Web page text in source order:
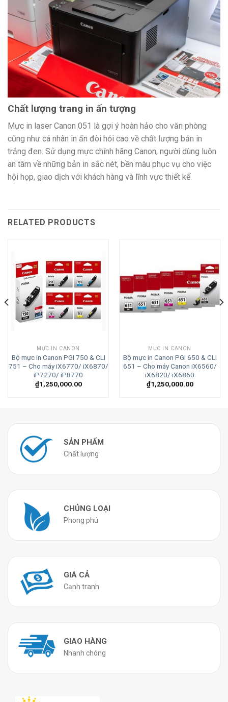
Chất lượng trang in ấn tượng
Mực in laser Canon 051 là gợi ý hoàn hảo cho văn phòng
cũng như cá nhân in ấn đòi hỏi cao về chất lượng bản in
trắng đen. Sử dụng mực chính hãng Canon, người dùng luôn
an tâm về những bản in sắc nét, bền màu phục vụ cho việc
hội họp, giao dịch với khách hàng và lĩnh vực thiết kế.
RELATED PRODUCTS
MỰC IN CANON
Bộ mực in Canon PGI 750 & CLI
751 – Cho máy iX6770/ iX6870/
iP7270/ iP8770
₫1,250,000.00
MỰC IN CANON
Bộ mực in Canon PGI 650 & CLI
651 – Cho máy Canon iX6560/
iX6820/ iX6860
₫1,250,000.00
SẢN PHẨM
Chất lượng
CHỦNG LOẠI
Phong phú
GIÁ CẢ
Cạnh tranh
GIAO HÀNG
Nhanh chóng